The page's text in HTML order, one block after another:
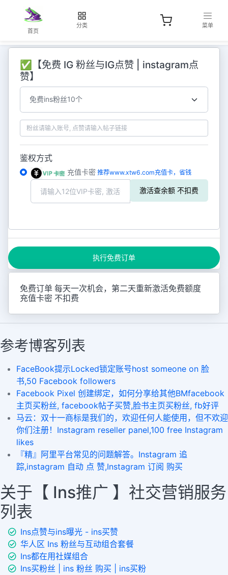
首页
分类 菜单
✅【免费 IG 粉丝与IG点赞 | instagram点
赞】
选择服务类型
输入账号或帖子链接
鉴权方式
充值卡密 推荐www.xtw6.com充值卡，省钱
激活查余额 不扣费
执行免费订单
免费订单 每天一次机会，第二天重新激活免费额度
充值卡密 不扣费
参考博客列表
FaceBook提示Locked锁定账号host someone on 脸
书,50 Facebook followers
Facebook Pixel 创建绑定，如何分享给其他BMfacebook
主页买粉丝, facebook帖子买赞,脸书主页买粉丝, fb好评
马云：双十一商标是我们的，欢迎任何人能使用，但不欢迎
你们注册！Instagram reseller panel,100 free Instagram
likes
『精』阿里平台常见的问题解答。Instagram 追
踪,instagram 自动 点 赞,Instagram 订阅 购买
关于【 Ins推广 】社交营销服务
列表
Ins点赞与ins曝光 - ins买赞
华人区 Ins 粉丝与互动组合套餐
Ins都在用社媒组合
Ins买粉丝 | ins 粉丝 购买 | ins买粉